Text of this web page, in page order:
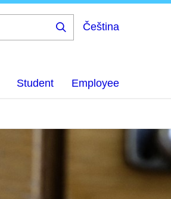
Čeština
Student Employee